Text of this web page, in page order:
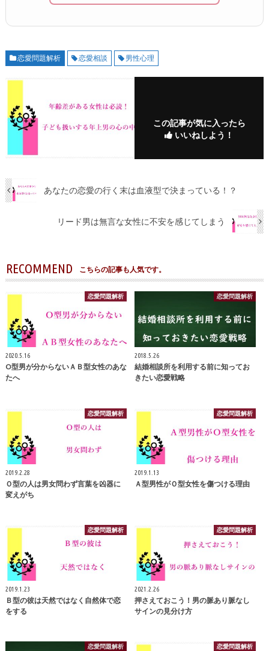
恋愛問題解析 恋愛相談 男性心理
この記事が気に入ったら
いいねしよう！
あなたの恋愛の行く末は血液型で決まっている！？
リード男は無言な女性に不安を感じてしまう
RECOMMEND こちらの記事も人気です。
恋愛問題解析
2020.5.16
O型男が分からないＡＢ型女性のあな
たへ
恋愛問題解析
2018.5.26
結婚相談所を利用する前に知ってお
きたい恋愛戦略
恋愛問題解析
2019.2.28
Ｏ型の人は男女問わず言葉を凶器に
変えがち
恋愛問題解析
2019.1.13
Ａ型男性がＯ型女性を傷つける理由
恋愛問題解析
2019.1.23
Ｂ型の彼は天然ではなく自然体で恋
をする
恋愛問題解析
2021.2.26
押さえておこう！男の脈あり脈なし
サインの見分け方
恋愛問題解析 恋愛問題解析